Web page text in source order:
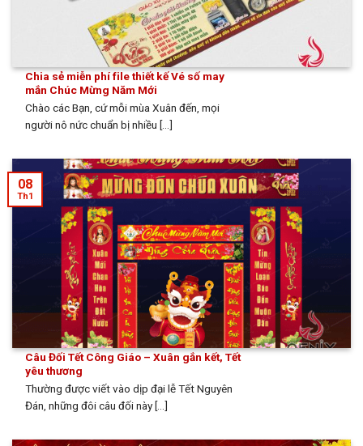
Chia sẻ miễn phí file thiết kế Vé số may
mắn Chúc Mừng Năm Mới
Chào các Bạn, cứ mỗi mùa Xuân đến, mọi
người nô nức chuẩn bị nhiều [...]
Câu Đối Tết Công Giáo – Xuân gắn kết, Tết
yêu thương
Thường được viết vào dịp đại lễ Tết Nguyên
Đán, những đôi câu đối này [...]
08
Th1